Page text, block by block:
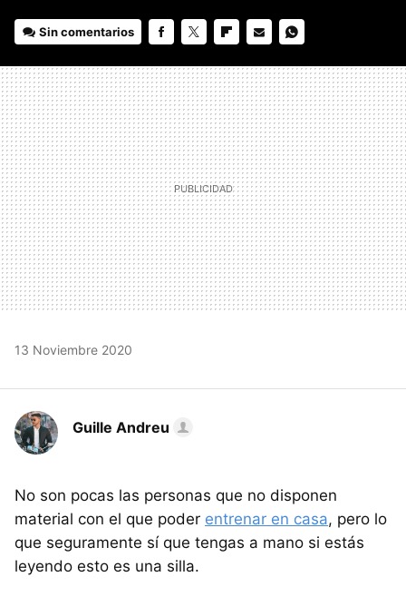
Sin comentarios
MAIL
13 Noviembre 2020
Guille Andreu
No son pocas las personas que no disponen
material con el que poder entrenar en casa, pero lo
que seguramente sí que tengas a mano si estás
leyendo esto es una silla.